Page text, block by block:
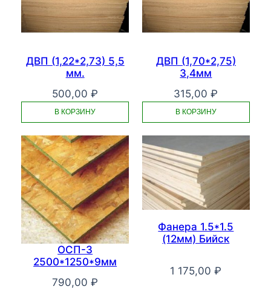
ДВП (1,22*2,73) 5,5
мм.
500,00₽
В КОРЗИНУ
ДВП (1,70*2,75)
3,4мм
315,00₽
В КОРЗИНУ
ОСП-3
2500*1250*9мм
790,00₽
Фанера 1.5*1.5
(12мм) Бийск
1 175,00₽